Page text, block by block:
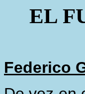
EL
Federico